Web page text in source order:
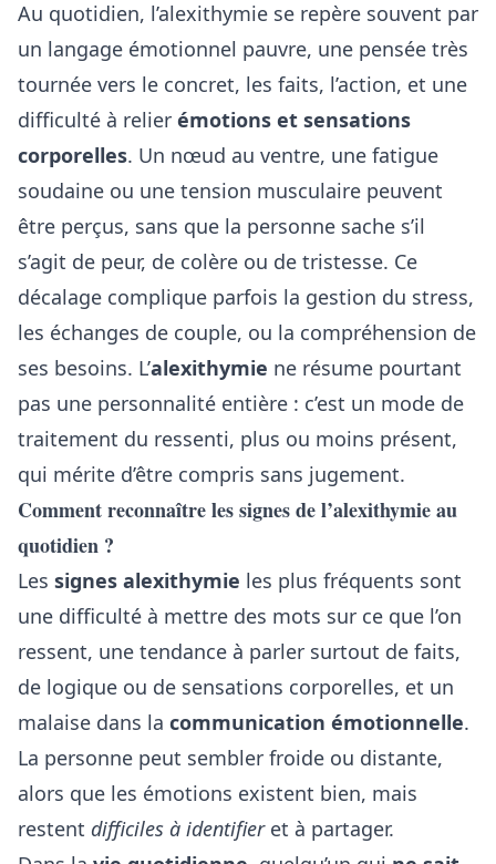
Au quotidien, l’alexithymie se repère souvent par
un langage émotionnel pauvre, une pensée très
tournée vers le concret, les faits, l’action, et une
difficulté à relier émotions et sensations
corporelles. Un nœud au ventre, une fatigue
soudaine ou une tension musculaire peuvent
être perçus, sans que la personne sache s’il
s’agit de peur, de colère ou de tristesse. Ce
décalage complique parfois la gestion du stress,
les échanges de couple, ou la compréhension de
ses besoins. L’alexithymie ne résume pourtant
pas une personnalité entière : c’est un mode de
traitement du ressenti, plus ou moins présent,
qui mérite d’être compris sans jugement.
Comment reconnaître les signes de l’alexithymie au
quotidien ?
Les signes alexithymie les plus fréquents sont
une difficulté à mettre des mots sur ce que l’on
ressent, une tendance à parler surtout de faits,
de logique ou de sensations corporelles, et un
malaise dans la communication émotionnelle.
La personne peut sembler froide ou distante,
alors que les émotions existent bien, mais
restent difficiles à identifieret à partager.